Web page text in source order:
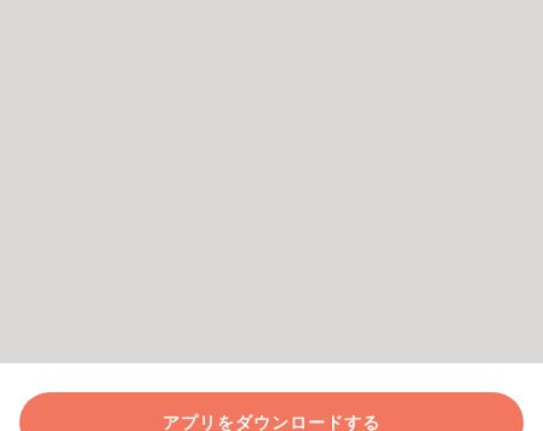
アプリをダウンロードする